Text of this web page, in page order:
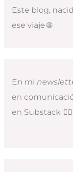
Este blog,
ese viaje 🌐
En mi
en
en Substack 👇🏻